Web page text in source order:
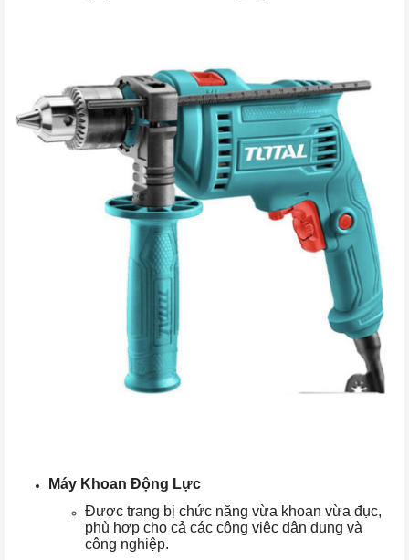
Máy Khoan Động Lực
Được trang bị chức năng vừa khoan vừa đục,
phù hợp cho cả các công việc dân dụng và
công nghiệp.